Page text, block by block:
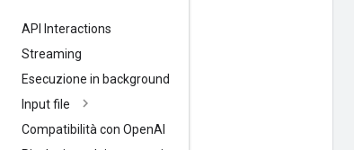
API Interactions
Streaming
Esecuzione in background
Input file
Compatibilità con OpenAI